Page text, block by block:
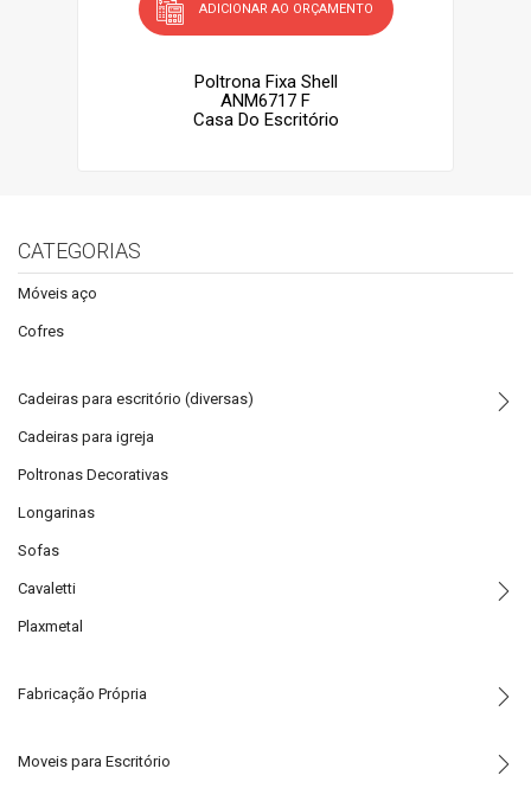
ADICIONAR AO ORÇAMENTO
Poltrona Fixa Shell
ANM6717 F
Casa Do Escritório
CATEGORIAS
Móveis aço
Cofres
Cadeiras para escritório (diversas)
Cadeiras para igreja
Poltronas Decorativas
Longarinas
Sofas
Cavaletti
Plaxmetal
Fabricação Própria
Moveis para Escritório